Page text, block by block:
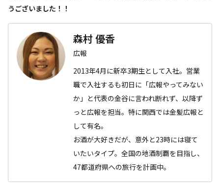
うございました！！
森村 優香
広報
2013年4月に新卒3期生として入社。営業
職で入社するも初日に「広報やってみない
か」と代表の金谷に言われ断れず、以降ず
っと広報を担当。特に関西では金髪広報と
して有名。
お酒が大好きだが、意外と23時には寝て
いたいタイプ。全国の地酒制覇を目指し、
47都道府県への旅行を計画中。